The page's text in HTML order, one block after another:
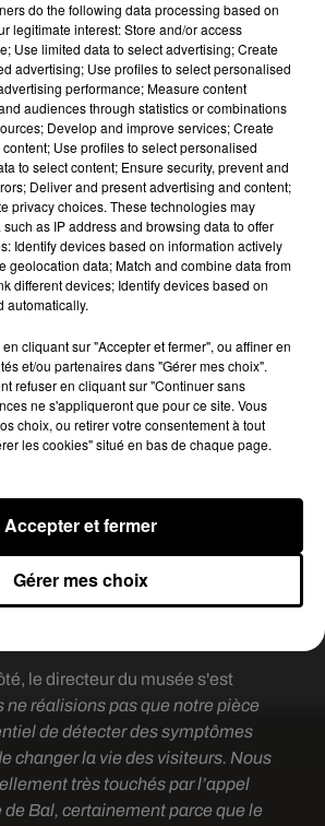
year, Bal visited us at Camera
family trip to Edinburgh. Little did
her simple visit and a photograph
change her life but in fact, save
more about Bal's incredible story
https://t.co/vffxFAKCyJ
V0GXsryKEP
(@camobscura)October
22, 2019
dans le coin du musée et nous y
par curiosité.
si tôt que j’étais malade. Je sais
le but du musée, en plaçant ces
de poser un diagnostic mais
Obscura a changé ma vie", a
. Depuis la
Si une dernière opération est
qu’elle n’aura besoin ni de
le directeur du musée s'est
ne réalisions pas que notre pièce
de détecter des symptômes
changer la vie des visiteurs. Nous
très touchés par l’appel
Bal, certainement parce que le
do the following data processing based on
legitimate interest: Store and/or access
Use limited data to select advertising; Create
advertising; Use profiles to select personalised
performance; Measure content
audiences through statistics or combinations
Develop and improve services; Create
Use profiles to select personalised
to select content; Ensure security, prevent and
Deliver and present advertising and content;
privacy choices. These technologies may
as IP address and browsing data to offer
Identify devices based on information actively
geolocation data; Match and combine data from
different devices; Identify devices based on
automatically.
cliquant sur "Accepter et fermer", ou affiner en
et/ou partenaires dans "Gérer mes choix".
refuser en cliquant sur "Continuer sans
ne s'appliqueront que pour ce site. Vous
choix, ou retirer votre consentement à tout
les cookies" situé en bas de chaque page.
Gérer mes choix
Accepter et fermer